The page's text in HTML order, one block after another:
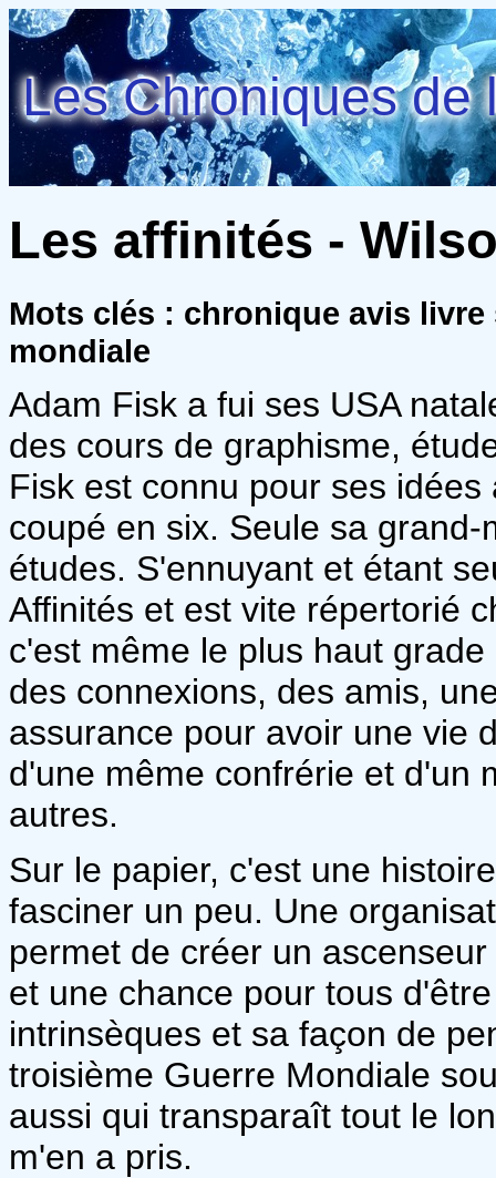
Les Chroniques de
Les affinités -
Mots clés : chronique avis
mondiale
Adam Fisk a fui ses USA
des cours de graphisme,
Fisk est connu pour ses
coupé en six. Seule sa
études. S'ennuyant et étant
Affinités et est vite répertorié
c'est même le plus haut
des connexions, des amis,
assurance pour avoir une vie
d'une même confrérie et d'un
autres.
Sur le papier, c'est une
fasciner un peu. Une
permet de créer un
et une chance pour tous
intrinsèques et sa façon de
troisième Guerre Mondiale
aussi qui transparaît tout le
m'en a pris.